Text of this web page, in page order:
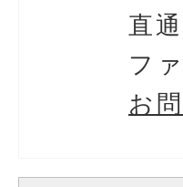
直
フ
お